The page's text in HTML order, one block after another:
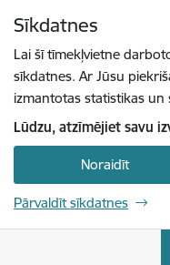
Sīkdatnes
Lai šī tīmekļvietne
sīkdatnes. Ar Jūsu
izmantotas statistikas un
Lūdzu, atzīmējiet savu
Noraidīt
Pārvaldīt sīkdatnes